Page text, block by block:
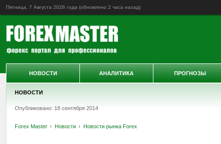
Пятница, 7 Августа 2026 года (обновлено 2 часа назад)
НОВОСТИ
Опубликовано: 18 сентября 2014
Forex Master Новости Новости рынка Forex
НОВОСТИ АНАЛИТИКА ПРОГНОЗЫ